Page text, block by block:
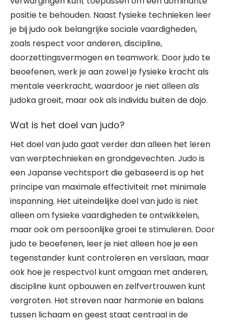
positie te behouden. Naast fysieke technieken leer
je bij judo ook belangrijke sociale vaardigheden,
zoals respect voor anderen, discipline,
doorzettingsvermogen en teamwork. Door judo te
beoefenen, werk je aan zowel je fysieke kracht als
mentale veerkracht, waardoor je niet alleen als
judoka groeit, maar ook als individu buiten de dojo.
Wat is het doel van judo?
Het doel van judo gaat verder dan alleen het leren
van werptechnieken en grondgevechten. Judo is
een Japanse vechtsport die gebaseerd is op het
principe van maximale effectiviteit met minimale
inspanning. Het uiteindelijke doel van judo is niet
alleen om fysieke vaardigheden te ontwikkelen,
maar ook om persoonlijke groei te stimuleren. Door
judo te beoefenen, leer je niet alleen hoe je een
tegenstander kunt controleren en verslaan, maar
ook hoe je respectvol kunt omgaan met anderen,
discipline kunt opbouwen en zelfvertrouwen kunt
vergroten. Het streven naar harmonie en balans
tussen lichaam en geest staat centraal in de